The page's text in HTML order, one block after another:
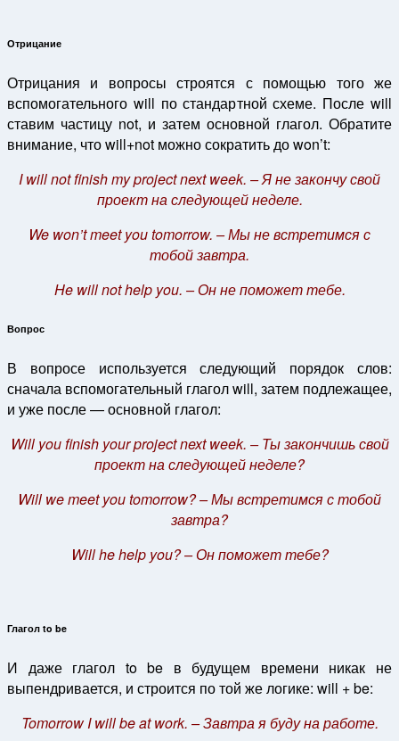
Отрицание
Отрицания и вопросы строятся с помощью того же
вспомогательного will по стандартной схеме. После will
ставим частицу not, и затем основной глагол. Обратите
внимание, что will+not можно сократить до won’t:
I will not finish my project next week. – Я не закончу свой
проект на следующей неделе.
We won’t meet you tomorrow. – Мы не встретимся с
тобой завтра.
He will not help you. – Он не поможет тебе.
Вопрос
В вопросе используется следующий порядок слов:
сначала вспомогательный глагол will, затем подлежащее,
и уже после — основной глагол:
Will you finish your project next week. – Ты закончишь свой
проект на следующей неделе?
Will we meet you tomorrow? – Мы встретимся с тобой
завтра?
Will he help you? – Он поможет тебе?
Глагол to be
И даже глагол to be в будущем времени никак не
выпендривается, и строится по той же логике: will + be:
Tomorrow I will be at work. – Завтра я буду на работе.